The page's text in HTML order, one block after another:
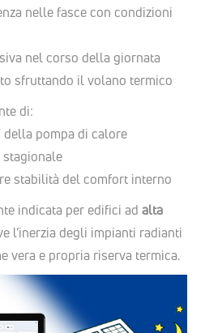
nelle fasce con condizioni
nel corso della giornata
sfruttando il volano termico
di:
pompa di calore
stabilità del comfort interno
indicata per edifici ad alta
l’inerzia degli impianti radianti
vera e propria riserva termica.